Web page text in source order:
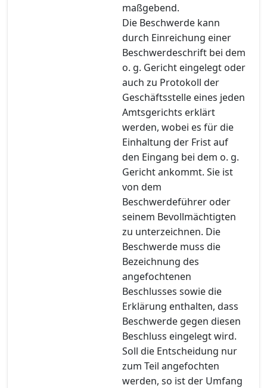
maßgebend.
Die Beschwerde kann
durch Einreichung einer
Beschwerdeschrift bei dem
o. g. Gericht eingelegt oder
auch zu Protokoll der
Geschäftsstelle eines jeden
Amtsgerichts erklärt
werden, wobei es für die
Einhaltung der Frist auf
den Eingang bei dem o. g.
Gericht ankommt. Sie ist
von dem
Beschwerdeführer oder
seinem Bevollmächtigten
zu unterzeichnen. Die
Beschwerde muss die
Bezeichnung des
angefochtenen
Beschlusses sowie die
Erklärung enthalten, dass
Beschwerde gegen diesen
Beschluss eingelegt wird.
Soll die Entscheidung nur
zum Teil angefochten
werden, so ist der Umfang